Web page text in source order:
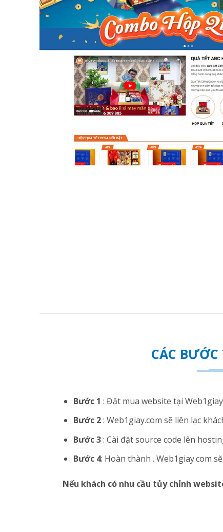
CÁC
Bước 1 : Đặt mua website tại
Bước 2: Web1giay.com sẽ liên lạc
Bước 3: Cài đặt source code lên
Bước 4: Hoàn thành . Web1giay.com
Nếu khách có nhu cầu tủy chỉnh